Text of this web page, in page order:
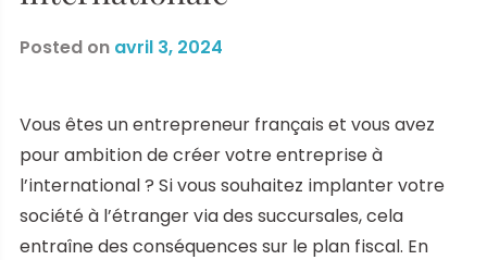
Posted on avril 3, 2024
Vous êtes un entrepreneur français et vous avez
pour ambition de créer votre entreprise à
l’international ? Si vous souhaitez implanter votre
société à l’étranger via des succursales, cela
entraîne des conséquences sur le plan fiscal. En